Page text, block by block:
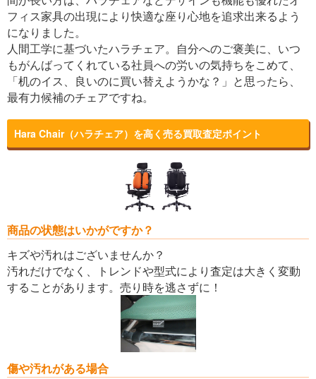
フィス家具の出現により快適な座り心地を追求出来るよう
になりました。
人間工学に基づいたハラチェア。自分へのご褒美に、いつ
もがんばってくれている社員への労いの気持ちをこめて、
「机のイス、良いのに買い替えようかな？」と思ったら、
最有力候補のチェアですね。
Hara Chair（ハラチェア）を高く売る買取査定ポイント
商品の状態はいかがですか？
キズや汚れはございませんか？
汚れだけでなく、トレンドや型式により査定は大きく変動
することがあります。売り時を逃さずに！
傷や汚れがある場合